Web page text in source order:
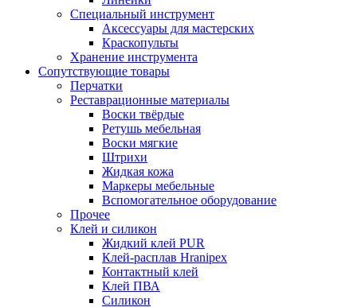
Специальный инструмент
Аксессуары для мастерских
Краскопульты
Хранение инструмента
Сопутствующие товары
Перчатки
Реставрационные материалы
Воски твёрдые
Ретушь мебельная
Воски мягкие
Штрихи
Жидкая кожа
Маркеры мебельные
Вспомогательное оборудование
Прочее
Клей и силикон
Жидкий клей PUR
Клей-расплав Hranipex
Контактный клей
Клей ПВА
Силикон